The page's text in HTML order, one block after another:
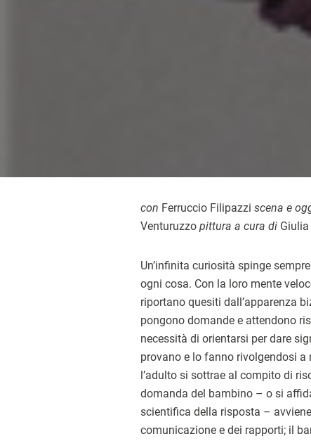
con Ferruccio Filipazzi scena e
Venturuzzo pittura a cura di
Un’infinita curiosità spinge
ogni cosa. Con la loro mente
riportano quesiti dall’apparenza
pongono domande e attendono
necessità di orientarsi per dare
provano e lo fanno rivolgendosi a
l’adulto si sottrae al compito di
domanda del bambino – o si
scientifica della risposta –
comunicazione e dei rapporti; il